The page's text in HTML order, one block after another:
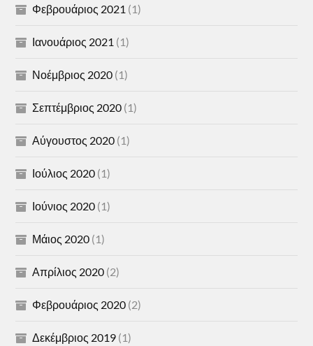
Φεβρουάριος 2021 (1)
Ιανουάριος 2021 (1)
Νοέμβριος 2020 (1)
Σεπτέμβριος 2020 (1)
Αύγουστος 2020 (1)
Ιούλιος 2020 (1)
Ιούνιος 2020 (1)
Μάιος 2020 (1)
Απρίλιος 2020 (2)
Φεβρουάριος 2020 (2)
Δεκέμβριος 2019 (1)